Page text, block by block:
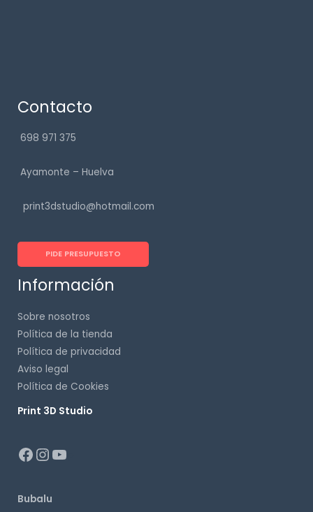
Contacto
698 971 375
Ayamonte – Huelva
print3dstudio@hotmail.com
PIDE PRESUPUESTO
Información
Sobre nosotros
Política de la tienda
Política de privacidad
Aviso legal
Política de Cookies
Print 3D Studio
Bubalu